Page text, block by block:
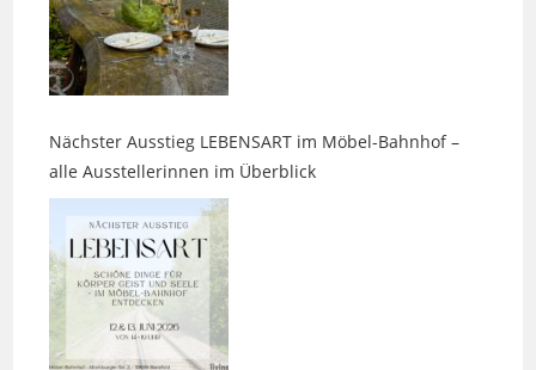
Nächster Ausstieg LEBENSART im Möbel-Bahnhof –